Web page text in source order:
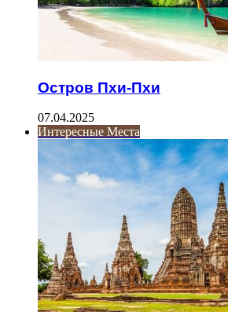
Остров Пхи-Пхи
07.04.2025
Интересные Места